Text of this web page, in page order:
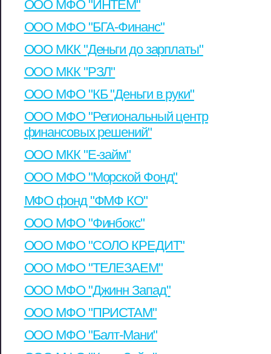
ООО МФО "ИНТЕМ"
ООО МФО "БГА-Финанс"
ООО МКК "Деньги до зарплаты"
ООО МКК "РЗЛ"
ООО МФО "КБ "Деньги в руки"
ООО МФО "Региональный центр
финансовых решений"
ООО МКК "Е-займ"
ООО МФО "Морской Фонд"
МФО фонд "ФМФ КО"
ООО МФО "Финбокс"
ООО МФО "СОЛО КРЕДИТ"
ООО МФО "ТЕЛЕЗАЕМ"
ООО МФО "Джинн Запад"
ООО МФО "ПРИСТАМ"
ООО МФО "Балт-Мани"